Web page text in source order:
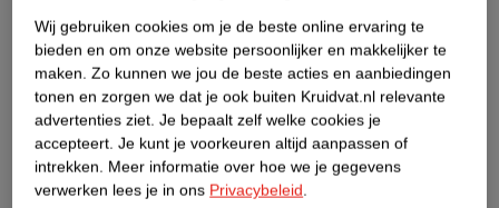
Over dit product
Productinformatie
Etiketinformatie
Nature Impact Score
Wij gebruiken cookies om je de beste online ervaring te
bieden en om onze website persoonlijker en makkelijker te
maken. Zo kunnen we jou de beste acties en aanbiedingen
tonen en zorgen we dat je ook buiten Kruidvat.nl relevante
advertenties ziet. Je bepaalt zelf welke cookies je
accepteert. Je kunt je voorkeuren altijd aanpassen of
intrekken. Meer informatie over hoe we je gegevens
verwerken lees je in ons Privacybeleid.